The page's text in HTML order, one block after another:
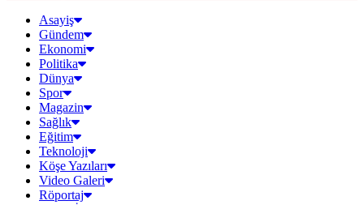
Asayiş
Gündem
Ekonomi
Politika
Dünya
Spor
Magazin
Sağlık
Eğitim
Teknoloji
Köşe Yazıları
Video Galeri
Röportaj